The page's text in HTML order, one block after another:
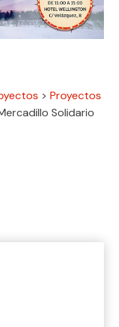
>Proyectos
Solidario